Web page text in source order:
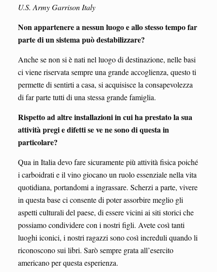
U.S. Army Garrison Italy
Non appartenere a nessun luogo e allo stesso tempo far
parte di un sistema può destabilizzare?
Anche se non si è nati nel luogo di destinazione, nelle basi
ci viene riservata sempre una grande accoglienza, questo ti
permette di sentirti a casa, si acquisisce la consapevolezza
di far parte tutti di una stessa grande famiglia.
Rispetto ad altre installazioni in cui ha prestato la sua
attività pregi e difetti se ve ne sono di questa in
particolare?
Qua in Italia devo fare sicuramente più attività fisica poiché
i carboidrati e il vino giocano un ruolo essenziale nella vita
quotidiana, portandomi a ingrassare. Scherzi a parte, vivere
in questa base ci consente di poter assorbire meglio gli
aspetti culturali del paese, di essere vicini ai siti storici che
possiamo condividere con i nostri figli. Avete così tanti
luoghi iconici, i nostri ragazzi sono così increduli quando li
riconoscono sui libri. Sarò sempre grata all’esercito
americano per questa esperienza.